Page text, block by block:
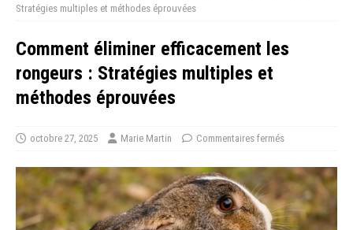
Stratégies multiples et méthodes éprouvées
Comment éliminer efficacement les
rongeurs : Stratégies multiples et
méthodes éprouvées
octobre 27, 2025 Marie Martin Commentaires fermés